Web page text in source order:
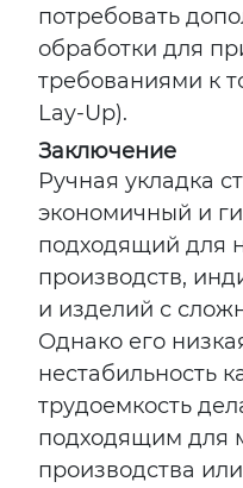
потребовать
обработки для
требованиями к
Lay-Up).
Заключение
Ручная укладка
экономичный и
подходящий для
производств,
и изделий с
Однако его
нестабильность
трудоемкость
подходящим для
производства